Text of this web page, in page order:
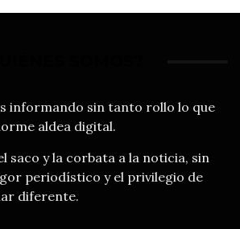
informando sin tanto rollo lo que
aldea digital.
saco y la corbata a la noticia, sin
periodístico y el privilegio de
diferente.